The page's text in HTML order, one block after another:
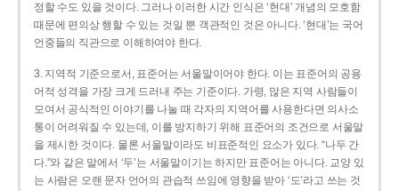
정할 수도 있을 것이다. 그러나 이러한 시간 인식은 ‘현대’ 개념의 모호함
때문에 편의상 행할 수 있는 것일 뿐 객관적인 것은 아니다. ‘현대’는 국어
언중들의 직관으로 이해하여야 한다.
3. 지역적 기준으로서, 표준어는 서울말이어야 한다. 이는 표준어의 공용
어적 성격을 가장 크게 드러내 주는 기준이다. 가령, 많은 지역 사람들이
모여서 공식적인 이야기를 나눌 때 각자의 지역어를 사용한다면 의사소
통이 어려워질 수 있는데, 이를 방지하기 위해 표준어의 조건으로 서울말
을 제시한 것이다. 물론 서울말이라도 비표준적인 요소가 있다. “나두 간
다.”와 같은 말에서 ‘두’는 서울말이기는 하지만 표준어는 아니다. 교양 있
는 사람은 오랜 문자 언어의 관습적 쓰임에 영향을 받아 ‘도’라고 쓰는 것